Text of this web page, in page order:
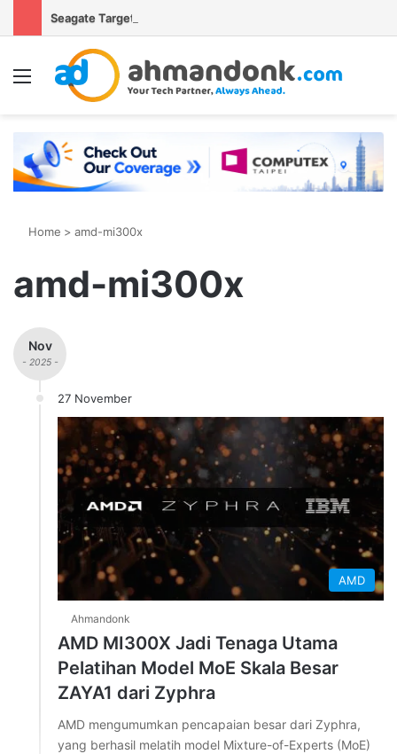
Menu
Home > amd-mi300x
amd-mi300x
Nov
- 2025 -
27 November
AMD
Ahmandonk
AMD MI300X Jadi Tenaga Utama
Pelatihan Model MoE Skala Besar
ZAYA1 dari Zyphra
AMD mengumumkan pencapaian besar dari Zyphra,
yang berhasil melatih model Mixture-of-Experts (MoE)